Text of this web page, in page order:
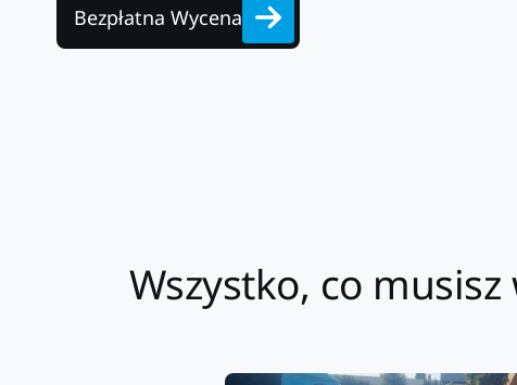
Bezpłatna Wycena
Wszystko, co